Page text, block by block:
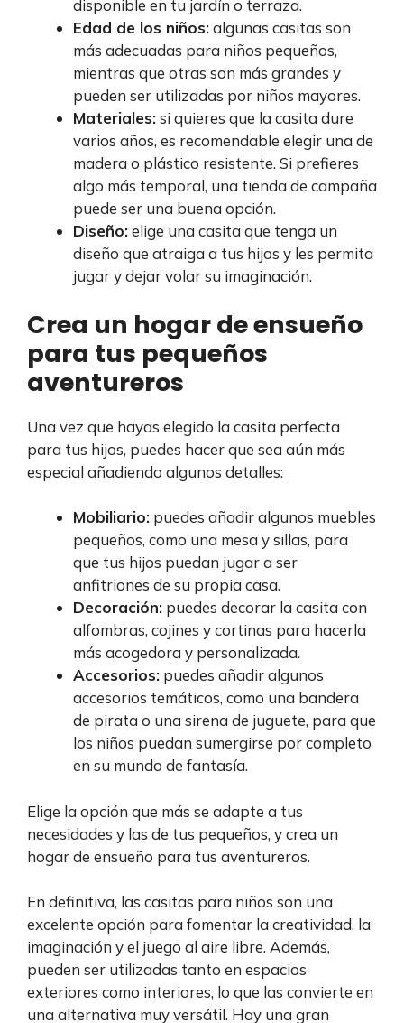
disponible en tu jardín o terraza.
Edad de los niños:algunas casitas son
más adecuadas para niños pequeños,
mientras que otras son más grandes y
pueden ser utilizadas por niños mayores.
Materiales:si quieres que la casita dure
varios años, es recomendable elegir una de
madera o plástico resistente. Si prefieres
algo más temporal, una tienda de campaña
puede ser una buena opción.
Diseño:elige una casita que tenga un
diseño que atraiga a tus hijos y les permita
jugar y dejar volar su imaginación.
Crea un hogar de ensueño
para tus pequeños
aventureros
Una vez que hayas elegido la casita perfecta
para tus hijos, puedes hacer que sea aún más
especial añadiendo algunos detalles:
Mobiliario: puedes añadir algunos muebles
pequeños, como una mesa y sillas, para
que tus hijos puedan jugar a ser
anfitriones de su propia casa.
Decoración: puedes decorar la casita con
alfombras, cojines y cortinas para hacerla
más acogedora y personalizada.
Accesorios: puedes añadir algunos
accesorios temáticos, como una bandera
de pirata o una sirena de juguete, para que
los niños puedan sumergirse por completo
en su mundo de fantasía.
Elige la opción que más se adapte a tus
necesidades y las de tus pequeños, y crea un
hogar de ensueño para tus aventureros.
En definitiva, las casitas para niños son una
excelente opción para fomentar la creatividad, la
imaginación y el juego al aire libre. Además,
pueden ser utilizadas tanto en espacios
exteriores como interiores, lo que las convierte en
una alternativa muy versátil. Hay una gran